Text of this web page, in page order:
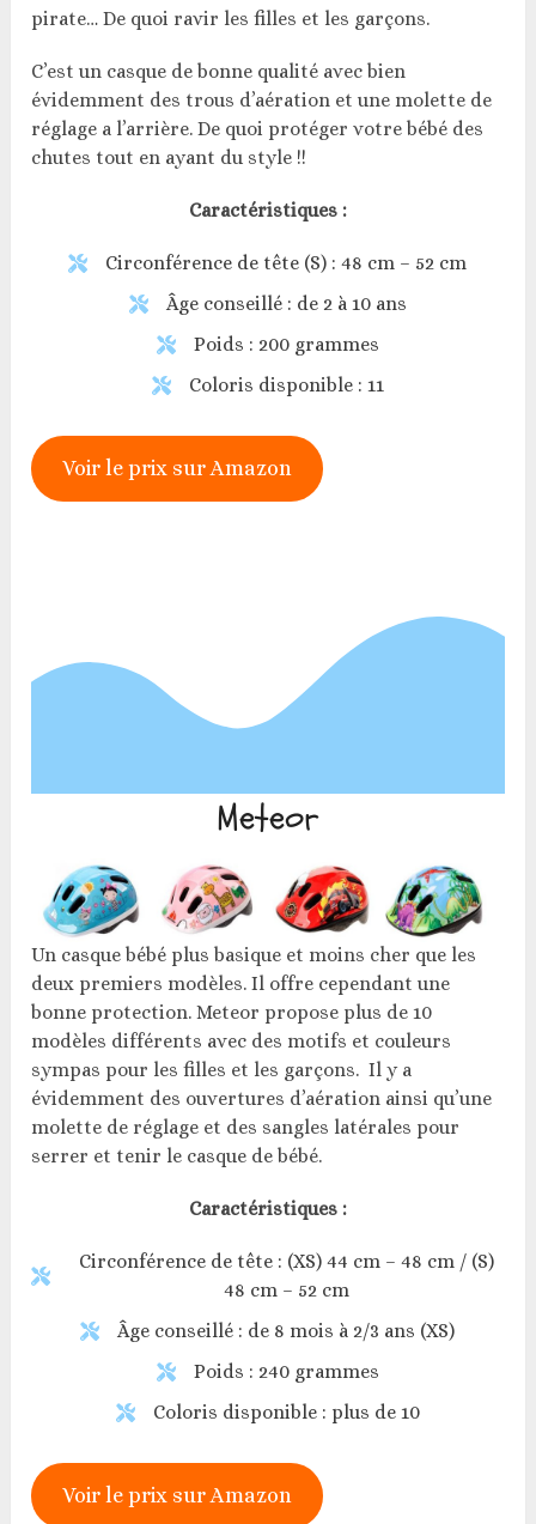
pirate… De quoi ravir les filles et les garçons.
C’est un casque de bonne qualité avec bien
évidemment des trous d’aération et une molette de
réglage a l’arrière. De quoi protéger votre bébé des
chutes tout en ayant du style !!
Caractéristiques :
Circonférence de tête (S) : 48 cm – 52 cm
Âge conseillé : de 2 à 10 ans
Poids : 200 grammes
Coloris disponible : 11
Voir le prix sur Amazon
Meteor
Un casque bébé plus basique et moins cher que les
deux premiers modèles. Il offre cependant une
bonne protection. Meteor propose plus de 10
modèles différents avec des motifs et couleurs
sympas pour les filles et les garçons. Il y a
évidemment des ouvertures d’aération ainsi qu’une
molette de réglage et des sangles latérales pour
serrer et tenir le casque de bébé.
Caractéristiques :
Circonférence de tête : (XS) 44 cm – 48 cm / (S)
48 cm – 52 cm
Âge conseillé : de 8 mois à 2/3 ans (XS)
Poids : 240 grammes
Coloris disponible : plus de 10
Voir le prix sur Amazon